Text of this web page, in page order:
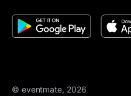
© eventmate, 2026